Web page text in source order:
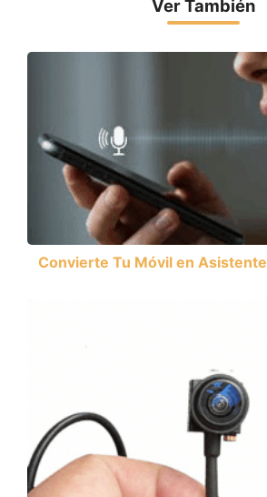
Ver También
Convierte Tu Móvil en Asistente